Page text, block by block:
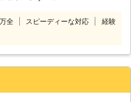
設置すると費用もかかってしま
全 スピーディーな対応
経験